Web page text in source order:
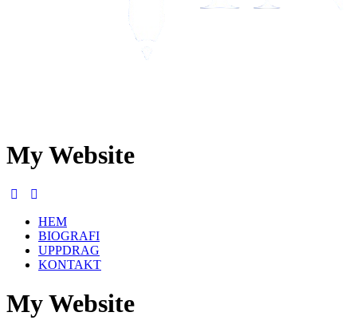
My Website
HEM
BIOGRAFI
UPPDRAG
KONTAKT
My Website